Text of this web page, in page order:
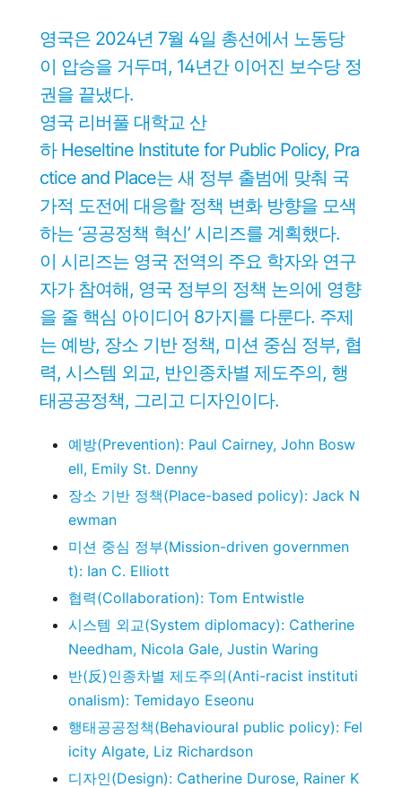
영국은 2024년 7월 4일 총선에서 노동당
이 압승을 거두며, 14년간 이어진 보수당 정
권을 끝냈다.
영국 리버풀 대학교 산
하 Heseltine Institute for Public Policy, Pra
ctice and Place는 새 정부 출범에 맞춰 국
가적 도전에 대응할 정책 변화 방향을 모색
하는 ‘공공정책 혁신’ 시리즈를 계획했다.
이 시리즈는 영국 전역의 주요 학자와 연구
자가 참여해, 영국 정부의 정책 논의에 영향
을 줄 핵심 아이디어 8가지를 다룬다. 주제
는 예방, 장소 기반 정책, 미션 중심 정부, 협
력, 시스템 외교, 반인종차별 제도주의, 행
태공공정책, 그리고 디자인이다.
예방(Prevention): Paul Cairney, John Bosw
ell, Emily St. Denny
장소 기반 정책(Place-based policy): Jack N
ewman
미션 중심 정부(Mission-driven governmen
t): Ian C. Elliott
협력(Collaboration): Tom Entwistle
시스템 외교(System diplomacy): Catherine
Needham, Nicola Gale, Justin Waring
반(反)인종차별 제도주의(Anti-racist instituti
onalism): Temidayo Eseonu
행태공공정책(Behavioural public policy): Fel
icity Algate, Liz Richardson
디자인(Design): Catherine Durose, Rainer K